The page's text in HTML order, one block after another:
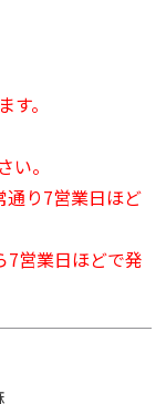
。
。
通り7営業日ほど
7営業日ほどで発